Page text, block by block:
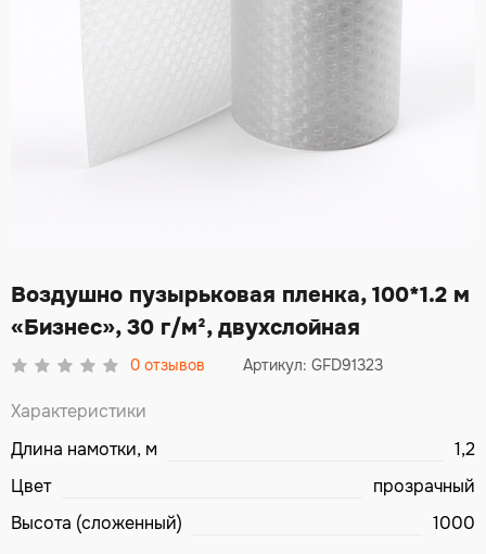
Воздушно пузырьковая пленка, 100*1.2 м
«Бизнес», 30 г/м², двухслойная
0 отзывов Артикул: GFD91323
Характеристики
Длина намотки, м
1,2
Цвет
прозрачный
Высота (сложенный)
1000